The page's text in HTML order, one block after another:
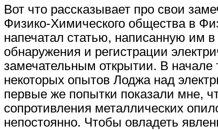
Вот что рассказывает про свои
Физико-Химического общества в
напечатал статью, написанную им
обнаружения и регистрации
замечательным открытии. В начале
некоторых опытов Лоджа над
первые же попытки показали мне,
сопротивления металлических
непостоянно. Чтобы овладеть